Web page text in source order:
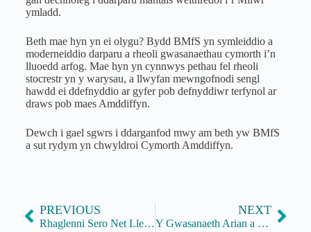
ymladd.
Beth mae hyn yn ei olygu? Bydd BMfS yn symleiddio a
moderneiddio darparu a rheoli gwasanaethau cymorth i’n
lluoedd arfog. Mae hyn yn cynnwys pethau fel rheoli
stocrestr yn y warysau, a llwyfan mewngofnodi sengl
hawdd ei ddefnyddio ar gyfer pob defnyddiwr terfynol ar
draws pob maes Amddiffyn.
Dewch i gael sgwrs i ddarganfod mwy am beth yw BMfS
a sut rydym yn chwyldroi Cymorth Amddiffyn.
PREVIOUS
Rhaglenni Sero Net Lleol a’r Gronfa Ynni Cymunedol
NEXT
Y Gwasanaeth Arian a Phensiynau (MaPS)